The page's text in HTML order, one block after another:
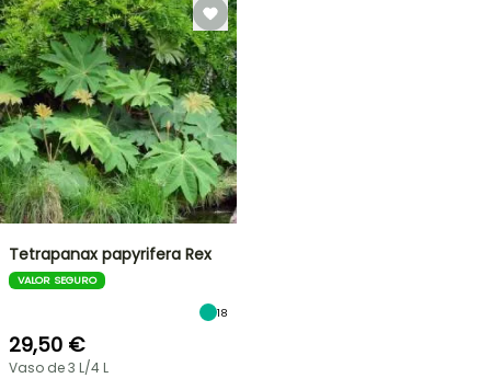
Tetrapanax papyrifera Rex
VALOR SEGURO
18
29,50 €
Vaso de 3 L/4 L